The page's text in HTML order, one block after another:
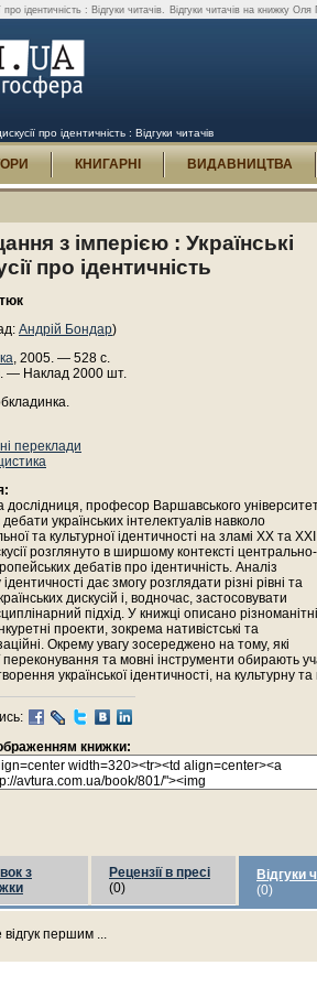
ідентичність : Відгуки читачів. Відгуки читачів на книжку
про ідентичність : Відгуки читачів
КНИГАРНІ ВИДАВНИЦТВА
з імперією : Українські
про ідентичність
Андрій Бондар)
, 2005. — 528 с.
— Наклад 2000 шт.
переклади
дослідниця, професор Варшавського
дебати українських інтелектуалів навколо
та культурної ідентичності на зламі ХХ та ХХІ
розглянуто в ширшому контексті центрально-
дебатів про ідентичність. Аналіз
дає змогу розглядати різні рівні та
дискусій і, водночас, застосовувати
підхід. У книжці описано
проекти, зокрема нативістські та
Окрему увагу зосереджено на тому, які
переконування та мовні інструменти обирають
української ідентичності, на культурну та
книжки:
з
Рецензії в пресі
(0)
Відгуки
(0)
першим ...